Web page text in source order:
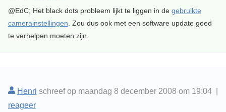
@EdC; Het black dots probleem lijkt te liggen in de gebruikte
camerainstellingen . Zou dus ook met een software update goed
te verhelpen moeten zijn.
Henri schreef op maandag 8 december 2008 om 19:04 |
reageer